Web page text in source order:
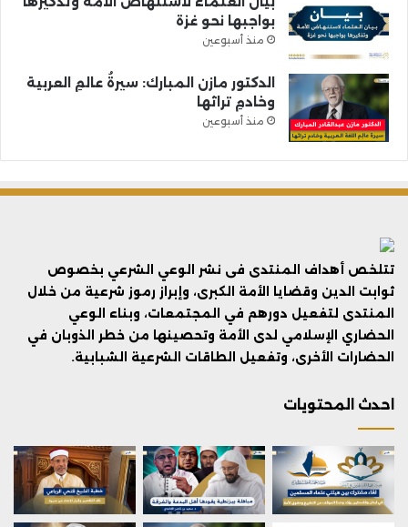
بواجبها نحو غزة
منذ أسبوعين
الدكتور مازن المبارك: سيرةُ عالمِ العربية
وخادمِ تراثها
منذ أسبوعين
تتلخص أهداف المنتدى فى نشر الوعي الشرعي بخصوص
ثوابت الدين وقضايا الأمة الكبرى، وإبراز رموز شرعية من خلال
المنتدى لتفعيل دورهم في المجتمعات، وبناء الوعي
الحضاري الإسلامي لدى الأمة وتحصينها من خطر الذوبان في
الحضارات الأخرى، وتفعيل الطاقات الشرعية الشبابية.
احدث المحتويات